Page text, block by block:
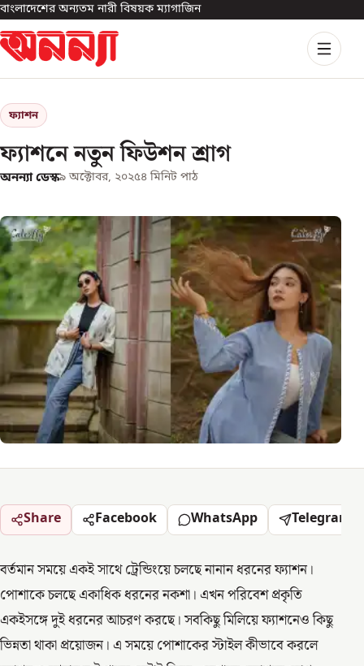
বাংলাদেশের অন্যতম নারী বিষয়ক ম্যাগাজিন
ফ্যাশন
ফ্যাশনে নতুন ফিউশন শ্রাগ
অনন্যা ডেস্ক৯ অক্টোবর, ২০২৫৪ মিনিট পাঠ
Share Facebook WhatsApp Telegram
বর্তমান সময়ে একই সাথে ট্রেন্ডিংয়ে চলছে নানান ধরনের ফ্যাশন।
পোশাকে চলছে একাধিক ধরনের নকশা। এখন পরিবেশ প্রকৃতি
একইসঙ্গে দুই ধরনের আচরণ করছে। সবকিছু মিলিয়ে ফ্যাশনেও কিছু
ভিন্নতা থাকা প্রয়োজন। এ সময়ে পোশাকের স্টাইল কীভাবে করলে